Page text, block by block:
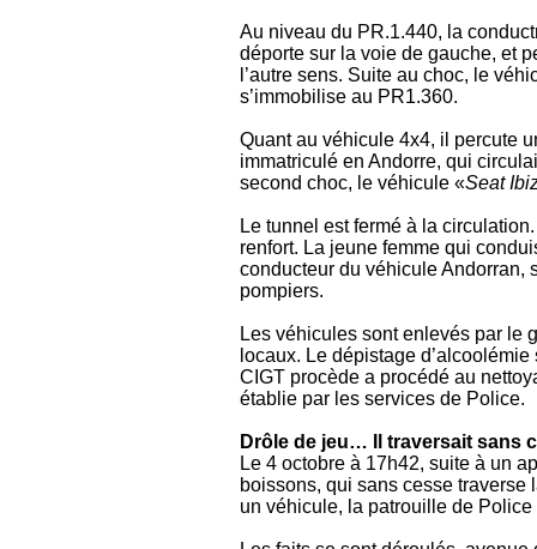
Au niveau du PR.1.440, la
déporte sur la voie de gauche, et
l’autre sens. Suite au choc, le
s’immobilise au PR1.360.
Quant au véhicule 4x4, il percute
immatriculé en Andorre, qui
second choc, le véhicule «Seat
Le tunnel est fermé à la
renfort. La jeune femme qui
conducteur du véhicule Andorran,
pompiers.
Les véhicules sont enlevés par le
locaux. Le dépistage
CIGT procède a procédé au
établie par les services de Police.
Drôle de jeu… Il traversait sans
Le 4 octobre à 17h42, suite à un
boissons, qui sans cesse traverse
un véhicule, la patrouille de